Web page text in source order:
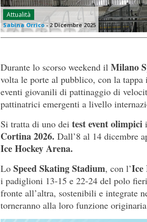
Attualità
Sabina Orrico- 2 Dicembre 2025
Durante lo scorso weekend il Milano
volta le porte al pubblico, con la
eventi giovanili di pattinaggio di
pattinatrici emergenti a livello
Si tratta di uno dei test event olimpici
Cortina 2026. Dall’8 al 14 dicembre
Ice Hockey Arena.
Lo Speed Skating Stadium, con l’Ice
i padiglioni 13-15 e 22-24 del polo
fronte all’altra, sostenibili e integrate
torneranno alla loro funzione